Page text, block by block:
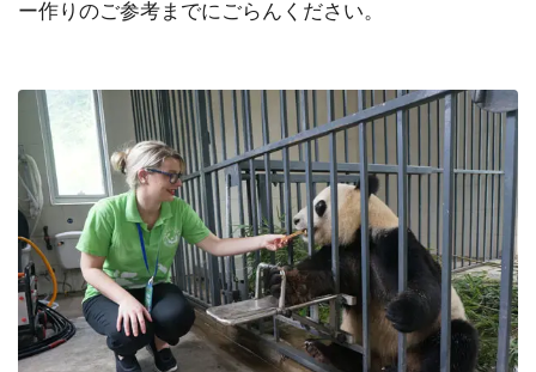
ー作りのご参考までにごらんください。